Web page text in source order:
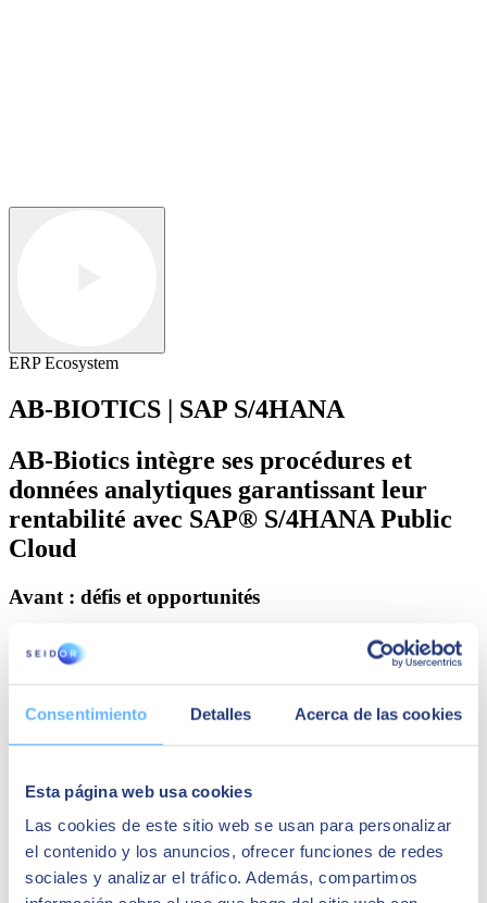
Consentimiento Detalles Acerca de las cookies
Esta página web usa cookies
Las cookies de este sitio web se usan para personalizar
el contenido y los anuncios, ofrecer funciones de redes
sociales y analizar el tráfico. Además, compartimos
ERP Ecosystem
AB-BIOTICS | SAP S/4HANA
AB-Biotics intègre ses procédures et
données analytiques garantissant leur
rentabilité avec SAP® S/4HANA Public
Cloud​
Avant : défis et opportunités​
Le dynamisme et le fort composant d'innovation de
l'entreprise impliquent une grande créativité dans la génération
rentabilité.​
données. ​
Pourquoi SAP ? Pourquoi SEIDOR ?​
SAP S/4HANA Public Cloud s'est distingué par son